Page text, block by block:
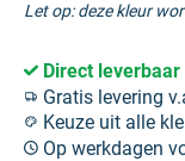
Let op: deze kleur
Direct leverbaar
Gratis levering
Keuze uit alle
Op werkdagen